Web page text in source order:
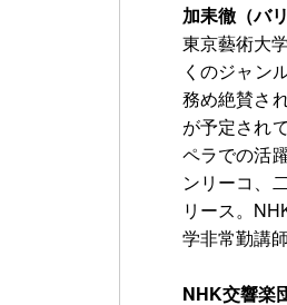
加耒徹（バ
東京藝術大
くのジャン
務め絶賛さ
が予定され
ペラでの活
ンリーコ、
リース。
学非常勤講師
NHK交響